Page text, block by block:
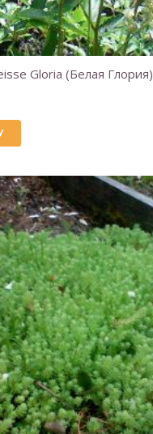
Gloria (Белая Глория)